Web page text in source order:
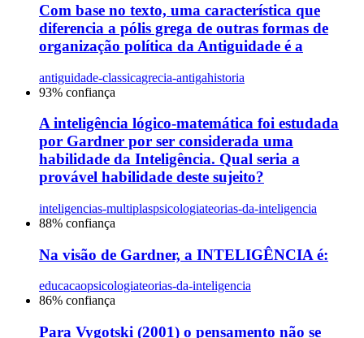
Com base no texto, uma característica que
diferencia a pólis grega de outras formas de
organização política da Antiguidade é a
antiguidade-classicagrecia-antigahistoria
93% confiança
A inteligência lógico-matemática foi estudada
por Gardner por ser considerada uma
habilidade da Inteligência. Qual seria a
provável habilidade deste sujeito?
inteligencias-multiplaspsicologiateorias-da-inteligencia
88% confiança
Na visão de Gardner, a INTELIGÊNCIA é:
educacaopsicologiateorias-da-inteligencia
86% confiança
Para Vygotski (2001) o pensamento não se